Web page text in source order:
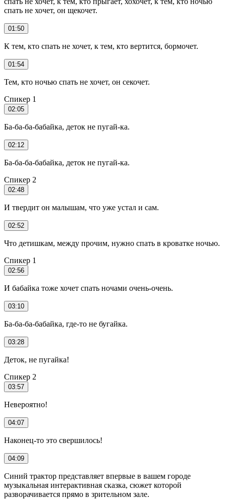
спать не хочет, он щекочет.
01:50
К тем, кто спать не хочет, к тем, кто вертится, бормочет.
01:54
Тем, кто ночью спать не хочет, он секочет.
Спикер 1
02:05
Ба-ба-ба-бабайка, деток не пугай-ка.
02:12
Ба-ба-ба-бабайка, деток не пугай-ка.
Спикер 2
02:48
И твердит он малышам, что уже устал и сам.
02:52
Что детишкам, между прочим, нужно спать в кроватке ночью.
Спикер 1
02:56
И бабайка тоже хочет спать ночами очень-очень.
03:10
Ба-ба-ба-бабайка, где-то не бугайка.
03:28
Деток, не пугайка!
Спикер 2
03:57
Невероятно!
04:07
Наконец-то это свершилось!
04:09
Синий трактор представляет впервые в вашем городе
музыкальная интерактивная сказка, сюжет которой
разворачивается прямо в зрительном зале.